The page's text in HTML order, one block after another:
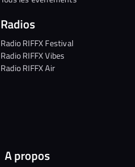
Radios
Radio RIFFX Festival
Radio RIFFX Vibes
Radio RIFFX Air
A propos